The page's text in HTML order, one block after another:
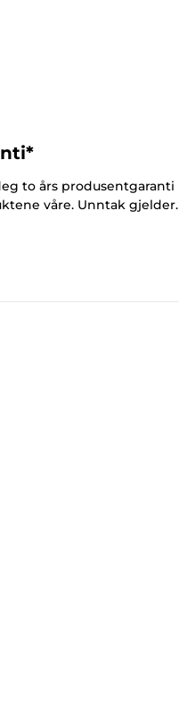
to års produsentgaranti
våre. Unntak gjelder.